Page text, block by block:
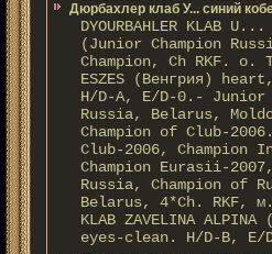
Дюрбахлер клаб У... синий
DYOURBAHLER KLAB
(Junior Champion
Champion, Ch RKF. о.
ESZES (Венгрия)
H/D-A, E/D-0.- Junior
Russia, Belarus,
Champion of Club-
Club-2006, Champion
Champion Eurasii-
Russia, Champion of
Belarus, 4*Ch. RKF, м.
KLAB ZAVELINA
eyes-clean. H/D-В, E/